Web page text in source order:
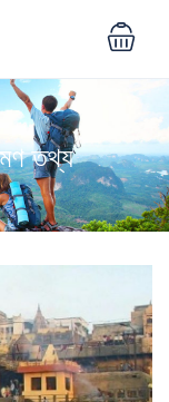
তথ্য